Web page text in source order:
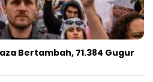
Bertambah, 71.384 Gugur